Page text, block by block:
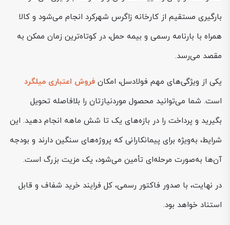
بارگیری مستقیم از کارخانه زاگرس شهرکرد انجام می‌شود و کالا
همراه با بارنامه رسمی و بیمه حمل، در کوتاه‌ترین زمان ممکن به
مقصد می‌رسد.
یکی از ویژگی‌های مهم فولادسل، امکان فروش اعتباری میلگرد
است. شما می‌توانید محصول موردنیازتان را بلافاصله تحویل
بگیرید و پرداخت را در بازه‌های یک تا شش ماهه انجام دهید. این
شرایط، به‌ویژه برای پیمانکارانی که پروژه‌های سنگین دارند و بودجه
آن‌ها به‌صورت مرحله‌ای تأمین می‌شود، یک مزیت بزرگ است.
در نهایت، با صدور فاکتور رسمی، کل فرایند خرید شفاف و قابل
استناد خواهد بود.